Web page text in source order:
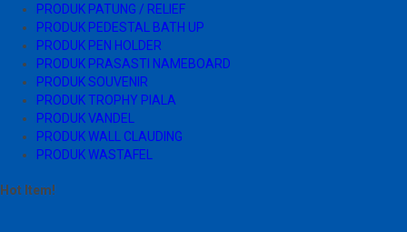
PRODUK PATUNG / RELIEF
PRODUK PEDESTAL BATH UP
PRODUK PEN HOLDER
PRODUK PRASASTI NAMEBOARD
PRODUK SOUVENIR
PRODUK TROPHY PIALA
PRODUK VANDEL
PRODUK WALL CLAUDING
PRODUK WASTAFEL
Hot Item!